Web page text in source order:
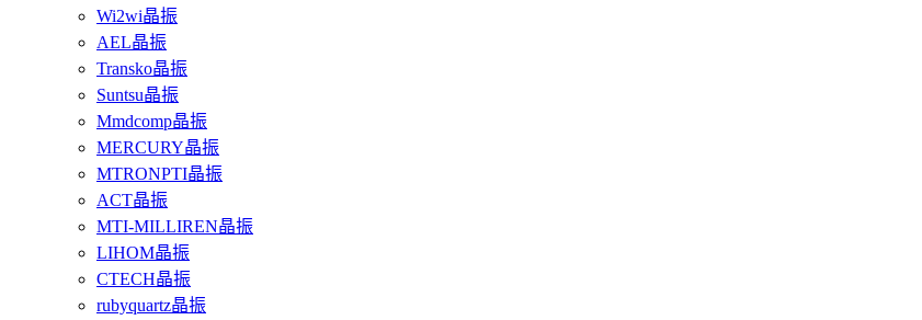
Wi2wi晶振
AEL晶振
Transko晶振
Suntsu晶振
Mmdcomp晶振
MERCURY晶振
MTRONPTI晶振
ACT晶振
MTI-MILLIREN晶振
LIHOM晶振
CTECH晶振
rubyquartz晶振